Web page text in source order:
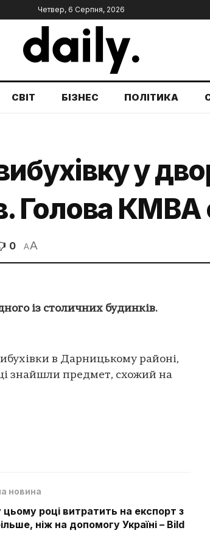
Четвер, 6 Серпня, 2026
СВІТ БІЗНЕС ПОЛІТИКА
у
Голова КМВА
0 AA
із столичних будинків.
в Дарницькому районі,
знайшли предмет, схожий на
новина
цьому році витратить на експорт з
ніж на допомогу Україні – Bild